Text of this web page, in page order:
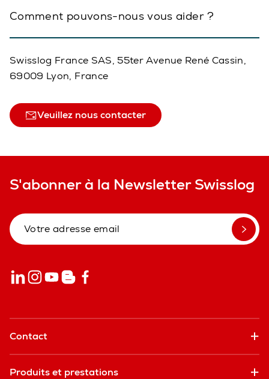
Comment pouvons-nous vous aider ?
Swisslog France SAS, 55ter Avenue René Cassin,
69009 Lyon, France
Veuillez nous contacter
S'abonner à la Newsletter Swisslog
Contact
Produits et prestations